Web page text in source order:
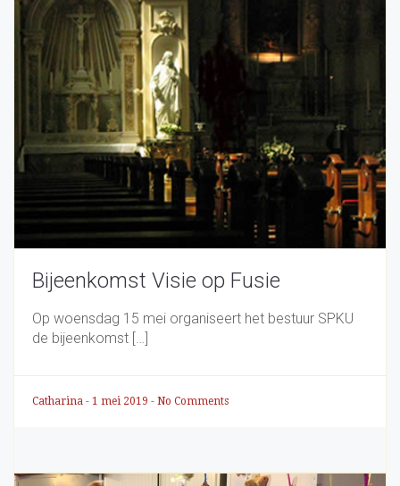
Bijeenkomst Visie op Fusie
Op woensdag 15 mei organiseert het bestuur SPKU
de bijeenkomst […]
Catharina - 1 mei 2019 - No Comments